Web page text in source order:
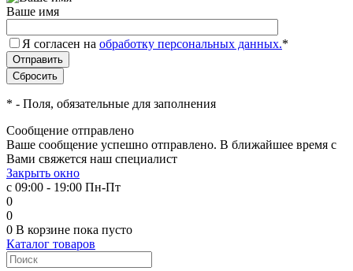
Ваше имя
Я согласен на обработку персональных данных.*
* - Поля, обязательные для заполнения
Сообщение отправлено
Ваше сообщение успешно отправлено. В ближайшее время с
Вами свяжется наш специалист
Закрыть окно
с 09:00 - 19:00 Пн-Пт
0
0
0 В корзине пока пусто
Каталог товаров